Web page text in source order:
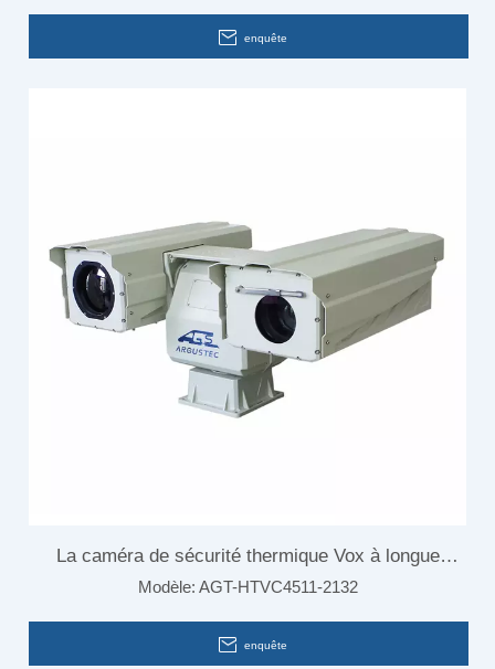
enquête
La caméra de sécurité thermique Vox à longue
portée avec détection de mouvement IP67
Modèle: AGT-HTVC4511-2132
enquête